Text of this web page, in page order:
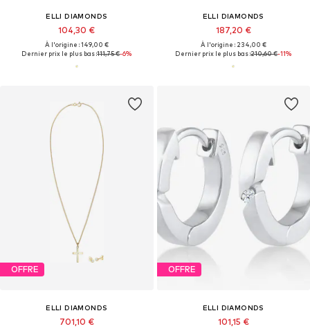
ELLI DIAMONDS
104,30 €
À l'origine : 149,00 €
Dernier prix le plus bas :111,75 €-6%
ELLI DIAMONDS
187,20 €
À l'origine : 234,00 €
Dernier prix le plus bas :210,60 €-11%
OFFRE
ELLI DIAMONDS
701,10 €
OFFRE
ELLI DIAMONDS
101,15 €